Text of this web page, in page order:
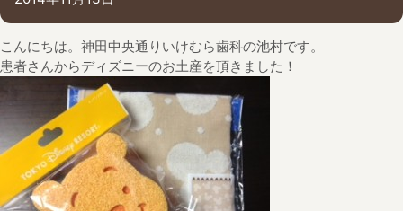
こんにちは。神田中央通りいけむら歯科の池村です。
患者さんからディズニーのお土産を頂きました！